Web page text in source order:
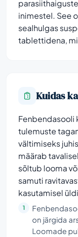
inimestel. See
sealhulgas
tablettidena,
Kuidas
Fenbendasooli
tulemuste
vältimiseks
määrab
sõltub looma
samuti
kasutamisel
on järgida
Loomade